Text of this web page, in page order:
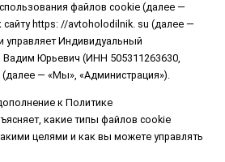
файлов cookie (далее —
сайту https: //avtoholodilnik. su (далее —
управляет Индивидуальный
Юрьевич (ИНН 505311263630,
— «Мы», «Администрация»).
к Политике
какие типы файлов cookie
целями и как вы можете управлять